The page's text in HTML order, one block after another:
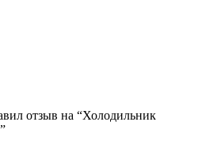
отзыв на “Холодильник